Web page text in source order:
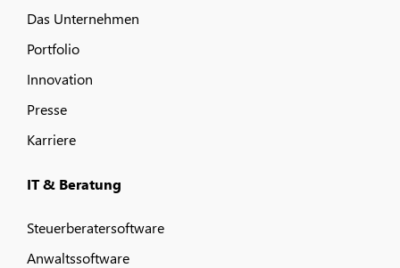
Das Unternehmen
Portfolio
Innovation
Presse
Karriere
IT & Beratung
Steuerberatersoftware
Anwaltssoftware